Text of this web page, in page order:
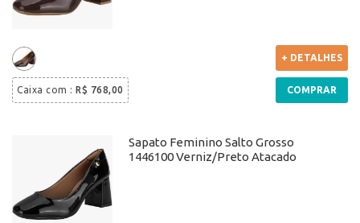
Caixa com : R$ 768,00
+ DETALHES
COMPRAR
Sapato Feminino Salto Grosso
1446100 Verniz/Preto Atacado